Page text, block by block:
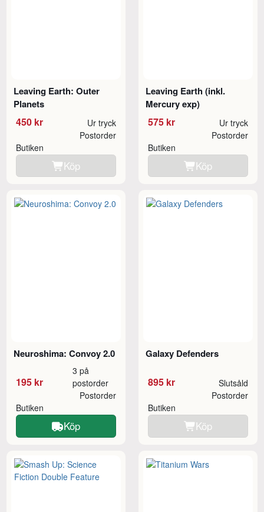
Leaving Earth: Outer
Planets
450 kr Ur tryck
Butiken
Postorder
Köp
Leaving Earth (inkl.
Mercury exp)
575 kr Ur tryck
Butiken
Postorder
Köp
Neuroshima: Convoy 2.0
195 kr
3 på
postorder
Butiken
Postorder
Köp
Galaxy Defenders
895 kr Slutsåld
Butiken
Postorder
Köp